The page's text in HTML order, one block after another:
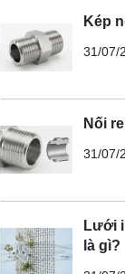
Kép
31/07/
Nối
31/07/
Lưới
là gì?